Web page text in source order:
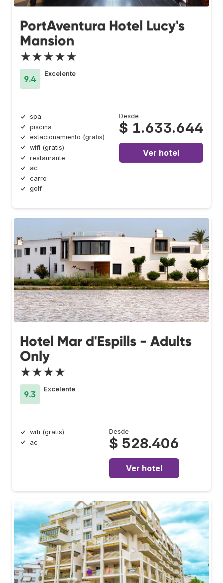
PortAventura Hotel Lucy's
Mansion
★★★★★
9.4
Excelente
spa
piscina
estacionamiento (gratis)
wifi (gratis)
restaurante
ac
carro
golf
Desde
$ 1.633.644
Ver hotel
Hotel Mar d'Espills - Adults
Only
★★★★
9.3
Excelente
wifi (gratis)
ac
Desde
$ 528.406
Ver hotel